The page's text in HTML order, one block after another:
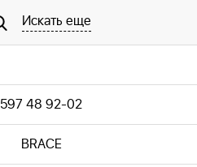
Искать еще
597 48 92-02
BRACE